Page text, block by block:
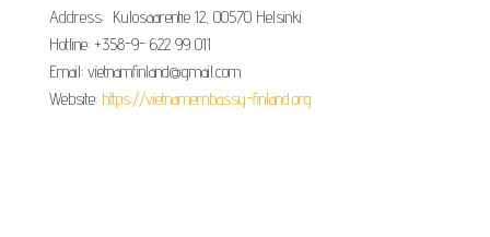
Address: Kulosaarentie 12, 00570 Helsinki
Hotline: +358-9- 622 99 011​​
Email: vietnamfinland@gmail.com
Website: https://vietnamembassy-finland.org